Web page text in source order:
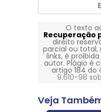
O texto
Recuperação
direito
parcial ou total,
links, é
autor. Plágio é
artigo 184 do
9.610-98
Veja